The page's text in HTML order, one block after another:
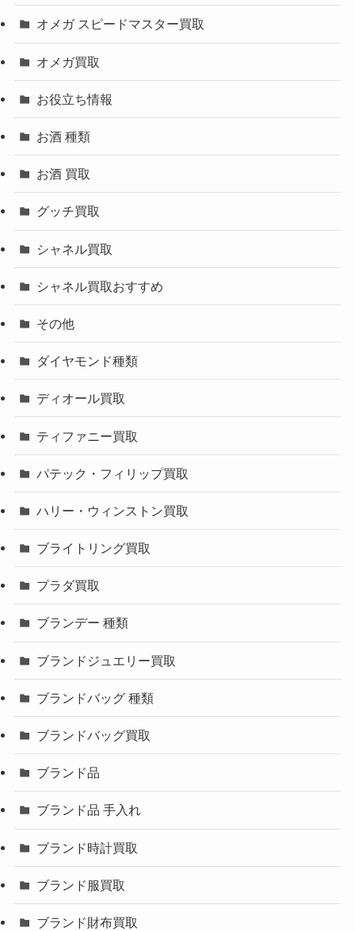
オメガ スピードマスター買取
オメガ買取
お役立ち情報
お酒 種類
お酒 買取
グッチ買取
シャネル買取
シャネル買取おすすめ
その他
ダイヤモンド種類
ディオール買取
ティファニー買取
パテック・フィリップ買取
ハリー・ウィンストン買取
ブライトリング買取
プラダ買取
ブランデー 種類
ブランドジュエリー買取
ブランドバッグ 種類
ブランドバッグ買取
ブランド品
ブランド品 手入れ
ブランド時計買取
ブランド服買取
ブランド財布買取